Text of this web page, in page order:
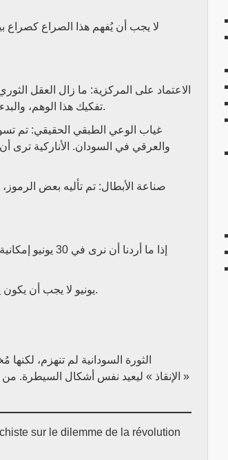
الاعتماد على المركزية: ما زال العقل
تفكيك هذا الوهم، والبدء ببناء سلطات مجتمعية أفقية تبدأ من الأحياء والقرى وتنمو بشكل شبكي لا هرمي.
غياب الوعي الطبقي الحقيقي: تم
والعرقي في السودان. الأناركية ترى
صناعة الأبطال: تم تأليه بعض الرموز،
إذا ما أردنا
> 30 يونيو لا يجب أن يكون يوماً للمطالبة بحكومة أفضل، بل يوماً لتحطيم وهم « الحكومة » من أساسه.
الثورة السودانية لم تنهزم،
« الإنقاذ » ليعيد نفس أشكال السيطرة. من
sur le dilemme de la révolution